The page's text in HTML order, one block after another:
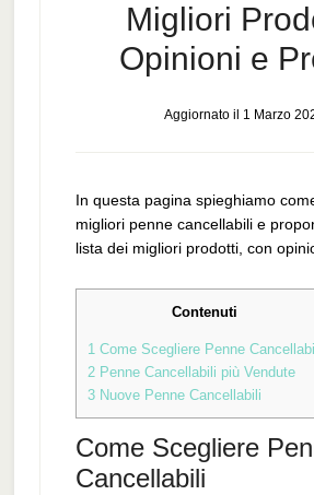
Migliori
Opinioni e
Aggiornato il 1 Marzo
In questa pagina spieghiamo
migliori penne cancellabili e
lista dei migliori prodotti, con
Contenuti
1Come Scegliere Penne
2Penne Cancellabili più Vendute
3Nuove Penne Cancellabili
Come Scegliere
Cancellabili